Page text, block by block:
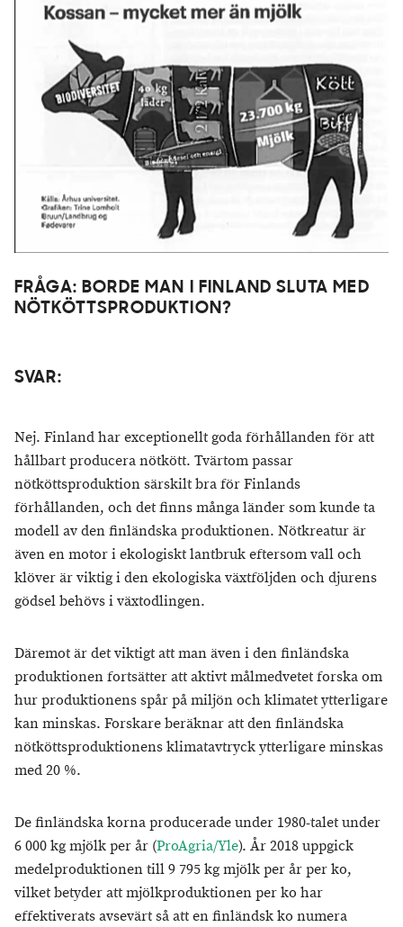
FRÅGA: BORDE MAN I FINLAND SLUTA MED
NÖTKÖTTSPRODUKTION?
SVAR:
Nej. Finland har exceptionellt goda förhållanden för att
hållbart producera nötkött. Tvärtom passar
nötköttsproduktion särskilt bra för Finlands
förhållanden, och det finns många länder som kunde ta
modell av den finländska produktionen. Nötkreatur är
även en motor i ekologiskt lantbruk eftersom vall och
klöver är viktig i den ekologiska växtföljden och djurens
gödsel behövs i växtodlingen.
Däremot är det viktigt att man även i den finländska
produktionen fortsätter att aktivt målmedvetet forska om
hur produktionens spår på miljön och klimatet ytterligare
kan minskas. Forskare beräknar att den finländska
nötköttsproduktionens klimatavtryck ytterligare minskas
med 20 %.
De finländska korna producerade under 1980-talet under
6 000 kg mjölk per år (ProAgria/Yle). År 2018 uppgick
medelproduktionen till 9 795 kg mjölk per år per ko,
vilket betyder att mjölkproduktionen per ko har
effektiverats avsevärt så att en finländsk ko numera